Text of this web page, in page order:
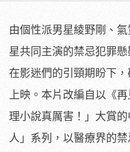
由個性派男星綾野剛、
星共同主演的禁忌犯罪
在影迷們的引頸期盼下
上映。本片改編自以《
理小說真厲害！」大賞
人」系列，以醫療界的